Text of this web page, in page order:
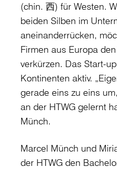
(chin. 西) für Westen.
beiden Silben im
aneinanderrücken,
Firmen aus Europa
verkürzen. Das Start-
Kontinenten aktiv.
gerade eins zu eins
an der HTWG gelernt
Münch.
Marcel Münch und
der HTWG den